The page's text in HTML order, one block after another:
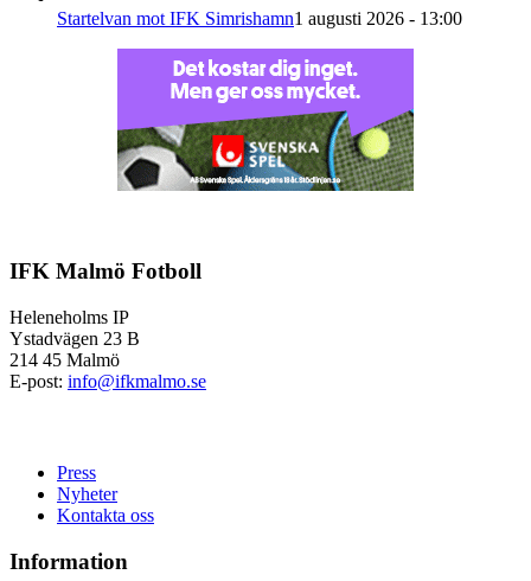
Startelvan mot IFK Simrishamn1 augusti 2026 - 13:00
IFK Malmö Fotboll
Heleneholms IP
Ystadvägen 23 B
214 45 Malmö
E-post: info@ifkmalmo.se
Press
Nyheter
Kontakta oss
Information